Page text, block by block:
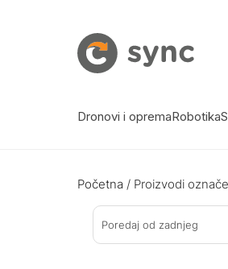
Dronovi i opremaRobotika
Početna / Proizvodi
Poredaj od zadnjeg